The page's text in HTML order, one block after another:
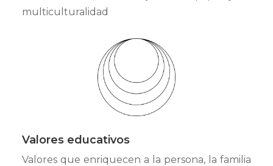
multiculturalidad
Valores educativos
Valores que enriquecen a la persona, la familia